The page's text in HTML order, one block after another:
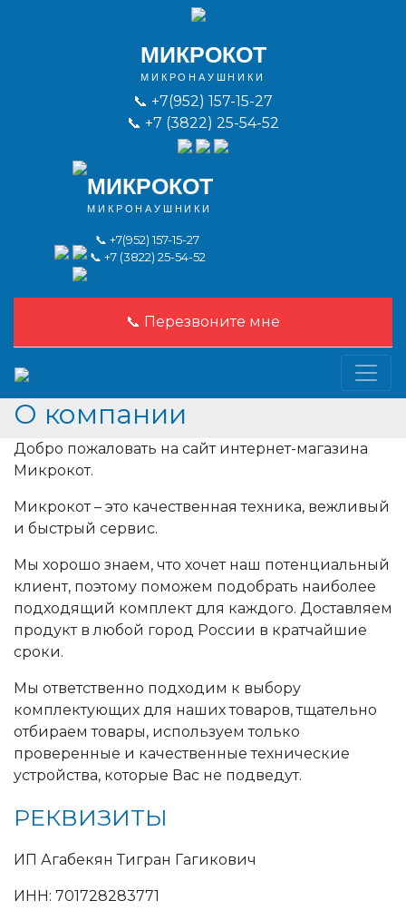
МИКРОКОТ
МИКРОНАУШНИКИ
📞 +7(952) 157-15-27
📞 +7 (3822) 25-54-52
МИКРОКОТ
МИКРОНАУШНИКИ
📞+7(952) 157-15-27
📞 +7 (3822) 25-54-52
📞 Перезвоните мне
О компании
Добро пожаловать на сайт интернет-магазина
Микрокот.
Микрокот – это качественная техника, вежливый
и быстрый сервис.
Мы хорошо знаем, что хочет наш потенциальный
клиент, поэтому поможем подобрать наиболее
подходящий комплект для каждого. Доставляем
продукт в любой город России в кратчайшие
сроки.
Мы ответственно подходим к выбору
комплектующих для наших товаров, тщательно
отбираем товары, используем только
проверенные и качественные технические
устройства, которые Вас не подведут.
РЕКВИЗИТЫ
ИП Агабекян Тигран Гагикович
ИНН: 701728283771